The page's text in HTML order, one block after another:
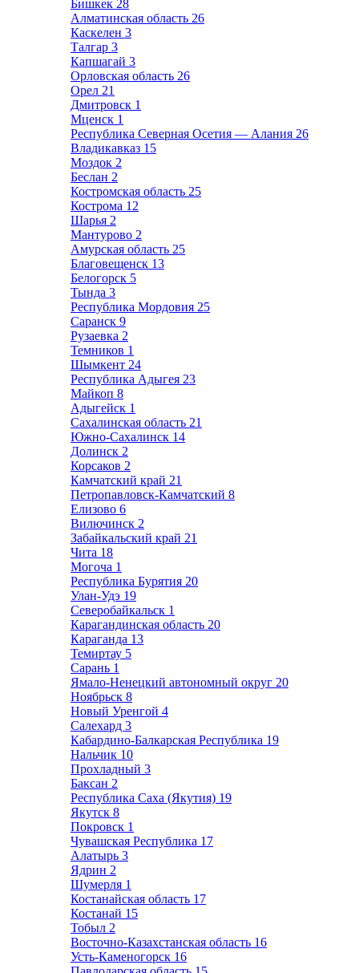
Бишкек 28
Алматинская область 26
Каскелен 3
Талгар 3
Капшагай 3
Орловская область 26
Орел 21
Дмитровск 1
Мценск 1
Республика Северная Осетия — Алания 26
Владикавказ 15
Моздок 2
Беслан 2
Костромская область 25
Кострома 12
Шарья 2
Мантурово 2
Амурская область 25
Благовещенск 13
Белогорск 5
Тында 3
Республика Мордовия 25
Саранск 9
Рузаевка 2
Темников 1
Шымкент 24
Республика Адыгея 23
Майкоп 8
Адыгейск 1
Сахалинская область 21
Южно-Сахалинск 14
Долинск 2
Корсаков 2
Камчатский край 21
Петропавловск-Камчатский 8
Елизово 6
Вилючинск 2
Забайкальский край 21
Чита 18
Могоча 1
Республика Бурятия 20
Улан-Удэ 19
Северобайкальск 1
Карагандинская область 20
Караганда 13
Темиртау 5
Сарань 1
Ямало-Ненецкий автономный округ 20
Ноябрьск 8
Новый Уренгой 4
Салехард 3
Кабардино-Балкарская Республика 19
Нальчик 10
Прохладный 3
Баксан 2
Республика Саха (Якутия) 19
Якутск 8
Покровск 1
Чувашская Республика 17
Алатырь 3
Ядрин 2
Шумерля 1
Костанайская область 17
Костанай 15
Тобыл 2
Восточно-Казахстанская область 16
Усть-Каменогорск 16